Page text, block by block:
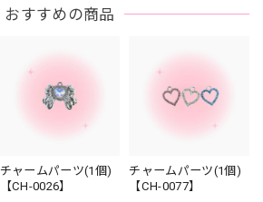
おすすめの商品
チャームパーツ(1個)
【CH-0026】
チャームパーツ(1個)
【CH-0077】